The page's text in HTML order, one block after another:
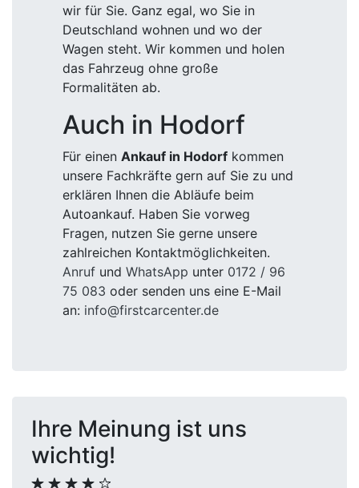
wir für Sie. Ganz egal, wo Sie in
Deutschland wohnen und wo der
Wagen steht. Wir kommen und holen
das Fahrzeug ohne große
Formalitäten ab.
Auch in Hodorf
Für einen Ankauf in Hodorf kommen
unsere Fachkräfte gern auf Sie zu und
erklären Ihnen die Abläufe beim
Autoankauf. Haben Sie vorweg
Fragen, nutzen Sie gerne unsere
zahlreichen Kontaktmöglichkeiten.
Anruf und WhatsApp unter 0172 / 96
75 083 oder senden uns eine E-Mail
an: info@firstcarcenter.de
Ihre Meinung ist uns
wichtig!